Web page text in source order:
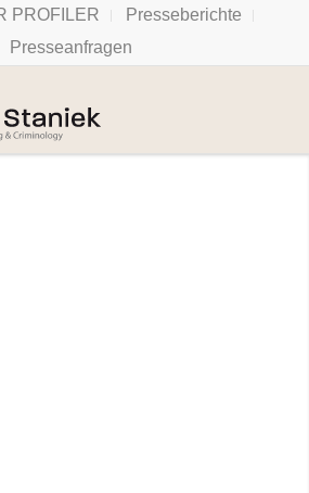
PROFILER
Presseberichte
Presseanfragen